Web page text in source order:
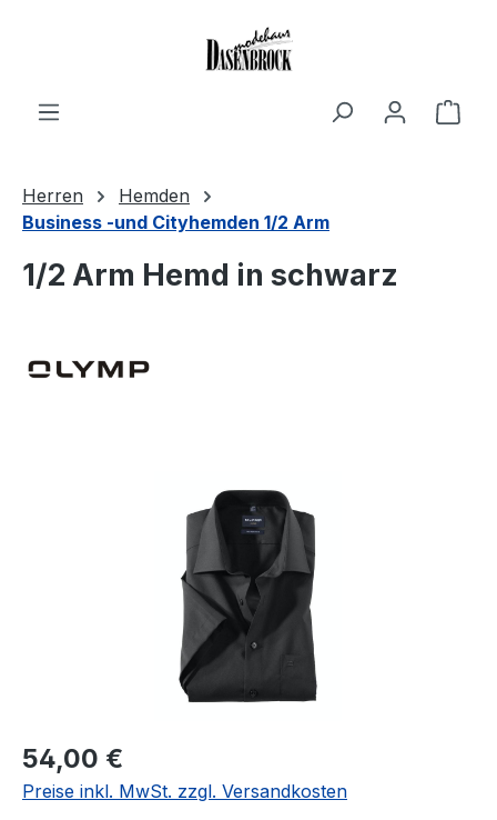
Herren
Hemden
Business -und Cityhemden 1/2 Arm
1/2 Arm Hemd in schwarz
Regulärer Preis:
54,00 €
Preise inkl. MwSt. zzgl. Versandkosten